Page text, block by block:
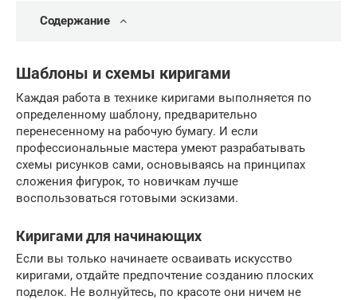
Содержание
Шаблоны и схемы киригами
Каждая работа в технике киригами выполняется по
определенному шаблону, предварительно
перенесенному на рабочую бумагу. И если
профессиональные мастера умеют разрабатывать
схемы рисунков сами, основываясь на принципах
сложения фигурок, то новичкам лучше
воспользоваться готовыми эскизами.
Киригами для начинающих
Если вы только начинаете осваивать искусство
киригами, отдайте предпочтение созданию плоских
поделок. Не волнуйтесь, по красоте они ничем не